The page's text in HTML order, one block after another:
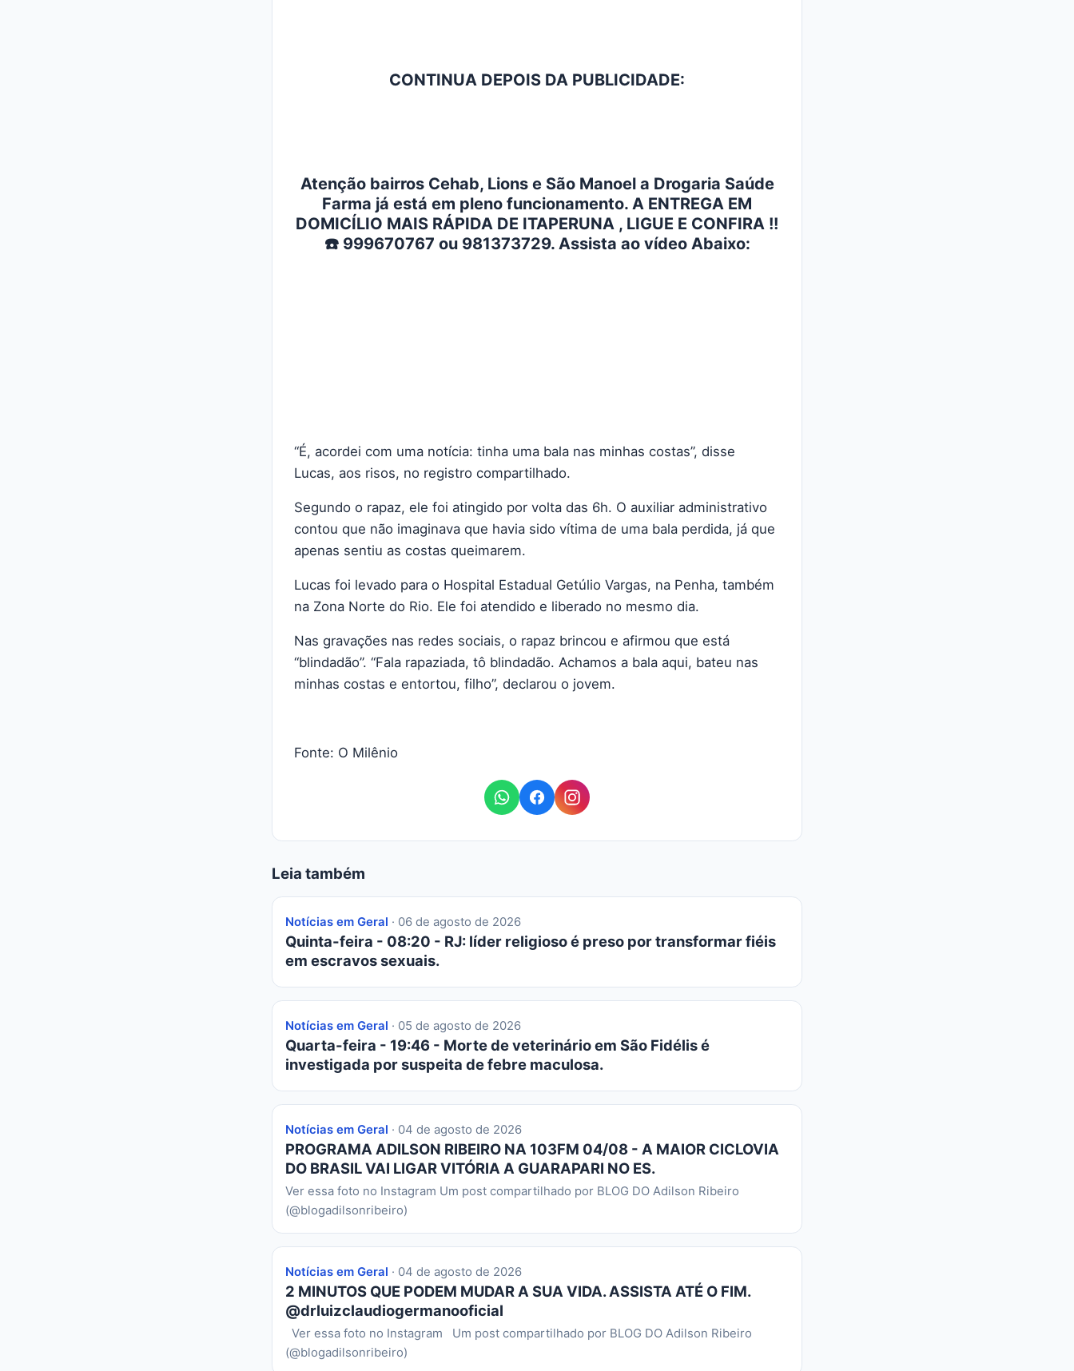
CONTINUA DEPOIS DA PUBLICIDADE:
Atenção bairros Cehab, Lions e São Manoel a Drogaria Saúde
Farma já está em pleno funcionamento. A ENTREGA EM
DOMICÍLIO MAIS RÁPIDA DE ITAPERUNA , LIGUE E CONFIRA !!
☎️ 999670767 ou 981373729. Assista ao vídeo Abaixo:
“É, acordei com uma notícia: tinha uma bala nas minhas costas”, disse
Lucas, aos risos, no registro compartilhado.
Segundo o rapaz, ele foi atingido por volta das 6h. O auxiliar administrativo
contou que não imaginava que havia sido vítima de uma bala perdida, já que
apenas sentiu as costas queimarem.
Lucas foi levado para o Hospital Estadual Getúlio Vargas, na Penha, também
na Zona Norte do Rio. Ele foi atendido e liberado no mesmo dia.
Nas gravações nas redes sociais, o rapaz brincou e afirmou que está
“blindadão”. “Fala rapaziada, tô blindadão. Achamos a bala aqui, bateu nas
minhas costas e entortou, filho”, declarou o jovem.
Fonte: O Milênio
Leia também
Notícias em Geral · 06 de agosto de 2026
Quinta-feira - 08:20 - RJ: líder religioso é preso por transformar fiéis
em escravos sexuais.
Notícias em Geral · 05 de agosto de 2026
Quarta-feira - 19:46 - Morte de veterinário em São Fidélis é
investigada por suspeita de febre maculosa.
Notícias em Geral · 04 de agosto de 2026
PROGRAMA ADILSON RIBEIRO NA 103FM 04/08 - A MAIOR CICLOVIA
DO BRASIL VAI LIGAR VITÓRIA A GUARAPARI NO ES.
Ver essa foto no Instagram Um post compartilhado por BLOG DO Adilson Ribeiro
(@blogadilsonribeiro)
Notícias em Geral · 04 de agosto de 2026
2 MINUTOS QUE PODEM MUDAR A SUA VIDA. ASSISTA ATÉ O FIM.
@drluizclaudiogermanooficial
Ver essa foto no Instagram Um post compartilhado por BLOG DO Adilson Ribeiro
(@blogadilsonribeiro)